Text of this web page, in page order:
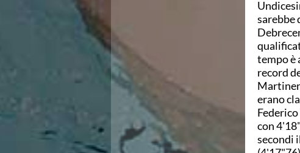
Grand Prix
Norme e documenti
Risultati e Classifiche
Primati
Azzurri
News
Flash News
Salvamento
sarebbe
tempo è
record
erano
con
secondi